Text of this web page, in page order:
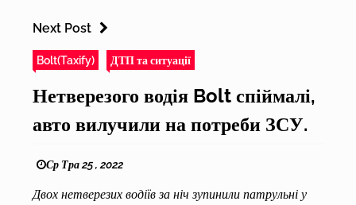
Next Post
Bolt(Taxify) ДТП та ситуації
Нетверезого водія Bolt спіймалі,
авто вилучили на потреби ЗСУ.
Ср Тра 25 , 2022
Двох нетверезих водіїв за ніч зупинили патрульні у